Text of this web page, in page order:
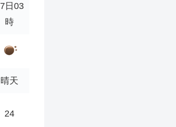
日03
時
晴天
24